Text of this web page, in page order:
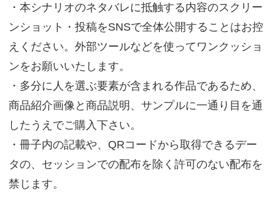
・本シナリオのネタバレに抵触する内容のスクリー
ンショット・投稿をSNSで全体公開することはお控
えください。外部ツールなどを使ってワンクッショ
ンをお願いいたします。
・多分に人を選ぶ要素が含まれる作品であるため、
商品紹介画像と商品説明、サンプルに一通り目を通
したうえでご購入下さい。
・冊子内の記載や、QRコードから取得できるデー
タの、セッションでの配布を除く許可のない配布を
禁じます。